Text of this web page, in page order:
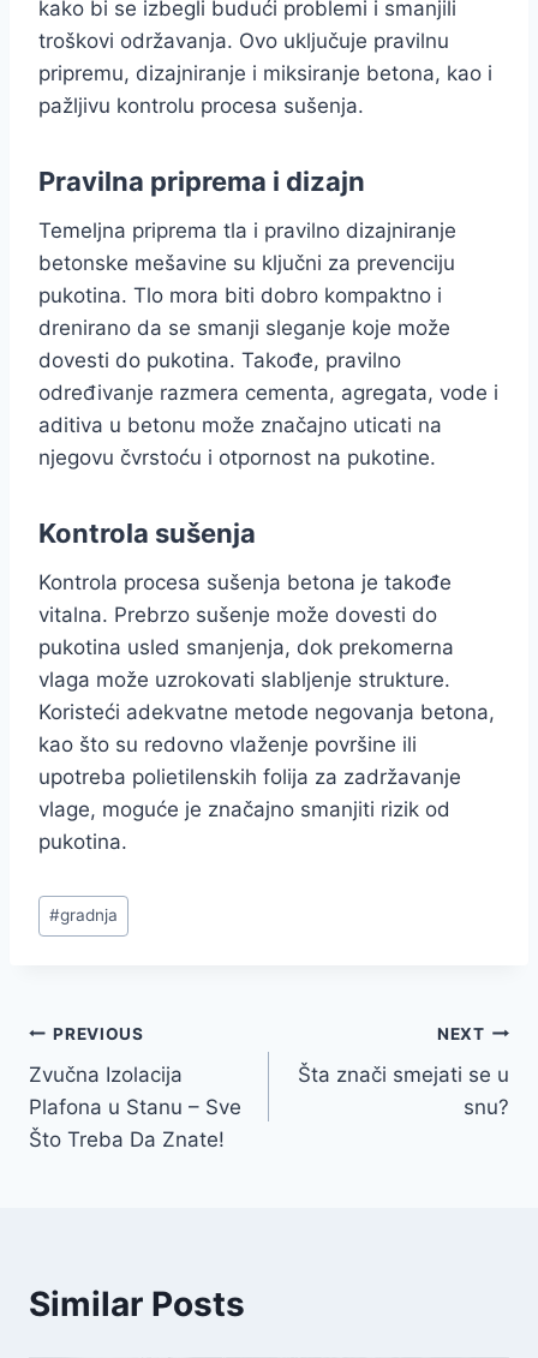
kako bi se izbegli budući problemi i smanjili
troškovi održavanja. Ovo uključuje pravilnu
pripremu, dizajniranje i miksiranje betona, kao i
pažljivu kontrolu procesa sušenja.
Pravilna priprema i dizajn
Temeljna priprema tla i pravilno dizajniranje
betonske mešavine su ključni za prevenciju
pukotina. Tlo mora biti dobro kompaktno i
drenirano da se smanji sleganje koje može
dovesti do pukotina. Takođe, pravilno
određivanje razmera cementa, agregata, vode i
aditiva u betonu može značajno uticati na
njegovu čvrstoću i otpornost na pukotine.
Kontrola sušenja
Kontrola procesa sušenja betona je takođe
vitalna. Prebrzo sušenje može dovesti do
pukotina usled smanjenja, dok prekomerna
vlaga može uzrokovati slabljenje strukture.
Koristeći adekvatne metode negovanja betona,
kao što su redovno vlaženje površine ili
upotreba polietilenskih folija za zadržavanje
vlage, moguće je značajno smanjiti rizik od
pukotina.
Post
Tags:
#gradnja
Navigacija
članaka
PREVIOUS
Zvučna Izolacija
Plafona u Stanu – Sve
Što Treba Da Znate!
NEXT
Šta znači smejati se u
snu?
Similar Posts